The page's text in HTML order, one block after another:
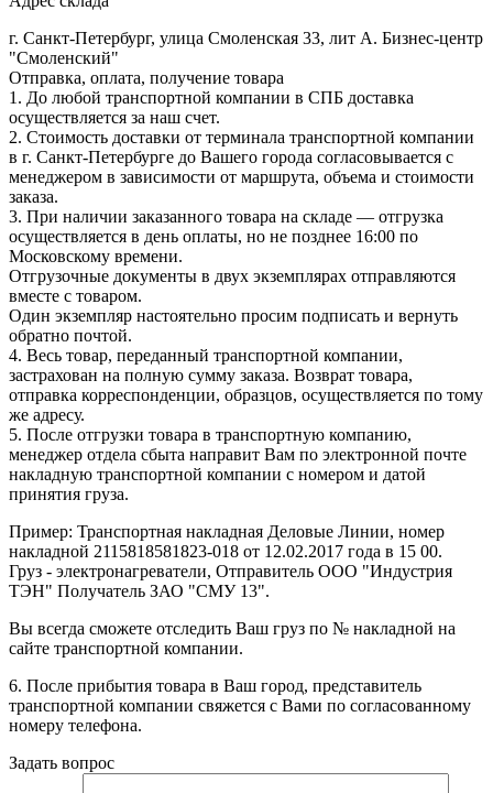
г. Санкт-Петербург, улица Смоленская 33, лит А. Бизнес-центр
"Смоленский"
Отправка, оплата, получение товара
1. До любой транспортной компании в СПБ доставка
осуществляется за наш счет.
2. Стоимость доставки от терминала транспортной компании
в г. Санкт-Петербурге до Вашего города согласовывается с
менеджером в зависимости от маршрута, объема и стоимости
заказа.
3. При наличии заказанного товара на складе — отгрузка
осуществляется в день оплаты, но не позднее 16:00 по
Московскому времени.
Отгрузочные документы в двух экземплярах отправляются
вместе с товаром.
Один экземпляр настоятельно просим подписать и вернуть
обратно почтой.
4. Весь товар, переданный транспортной компании,
застрахован на полную сумму заказа. Возврат товара,
отправка корреспонденции, образцов, осуществляется по тому
же адресу.
5. После отгрузки товара в транспортную компанию,
менеджер отдела сбыта направит Вам по электронной почте
накладную транспортной компании с номером и датой
принятия груза.
Пример: Транспортная накладная Деловые Линии, номер
накладной 2115818581823-018 от 12.02.2017 года в 15 00.
Груз - электронагреватели, Отправитель ООО "Индустрия
ТЭН" Получатель ЗАО "СМУ 13".
Вы всегда сможете отследить Ваш груз по № накладной на
сайте транспортной компании.
6. После прибытия товара в Ваш город, представитель
транспортной компании свяжется с Вами по согласованному
номеру телефона.
Задать вопрос